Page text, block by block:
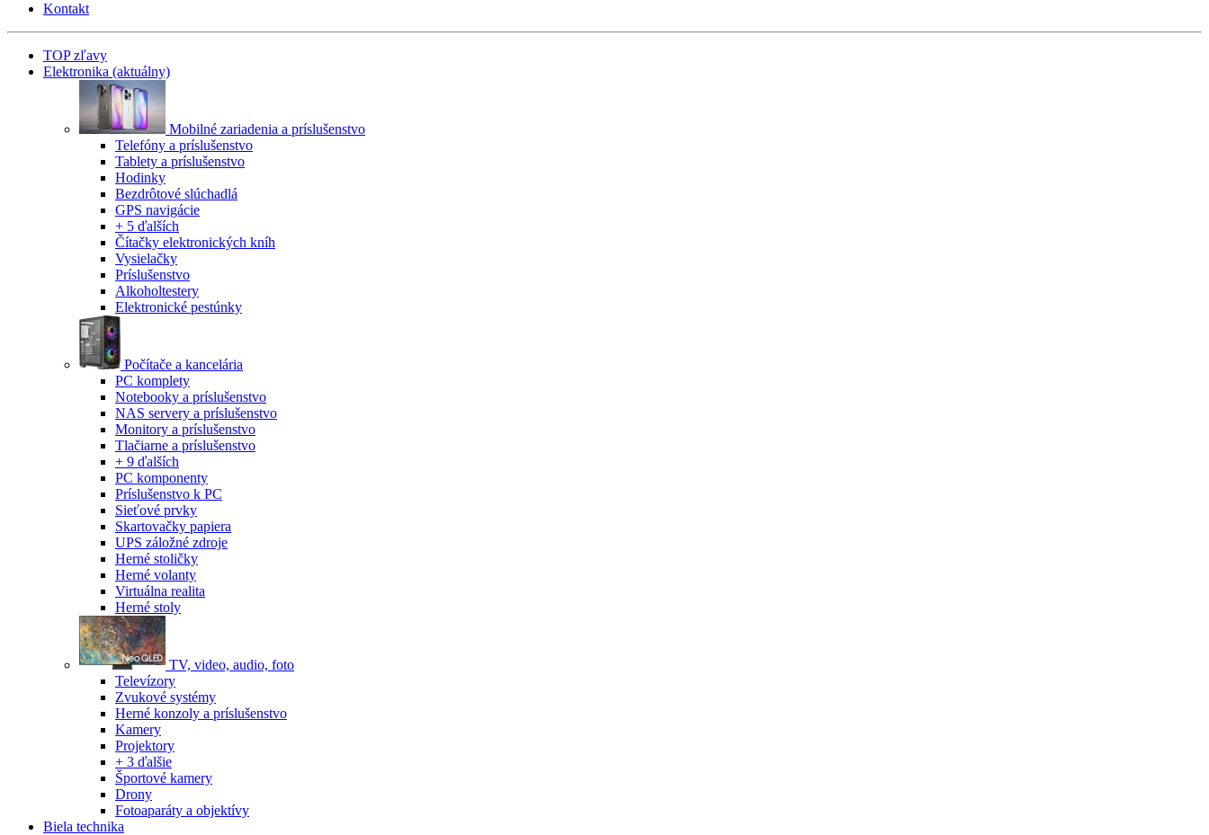
Kontakt
TOP zľavy
Elektronika (aktuálny)
Mobilné zariadenia a príslušenstvo
Telefóny a príslušenstvo
Tablety a príslušenstvo
Hodinky
Bezdrôtové slúchadlá
GPS navigácie
+ 5 ďalších
Čítačky elektronických kníh
Vysielačky
Príslušenstvo
Alkoholtestery
Elektronické pestúnky
Počítače a kancelária
PC komplety
Notebooky a príslušenstvo
NAS servery a príslušenstvo
Monitory a príslušenstvo
Tlačiarne a príslušenstvo
+ 9 ďalších
PC komponenty
Príslušenstvo k PC
Sieťové prvky
Skartovačky papiera
UPS záložné zdroje
Herné stoličky
Herné volanty
Virtuálna realita
Herné stoly
TV, video, audio, foto
Televízory
Zvukové systémy
Herné konzoly a príslušenstvo
Kamery
Projektory
+ 3 ďalšie
Športové kamery
Drony
Fotoaparáty a objektívy
Biela technika